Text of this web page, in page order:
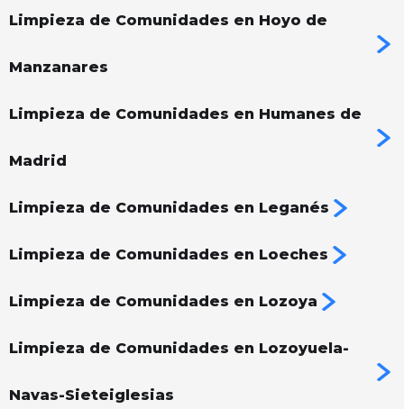
Limpieza de Comunidades en Hoyo de
Manzanares
Limpieza de Comunidades en Humanes de
Madrid
Limpieza de Comunidades en Leganés
Limpieza de Comunidades en Loeches
Limpieza de Comunidades en Lozoya
Limpieza de Comunidades en Lozoyuela-
Navas-Sieteiglesias